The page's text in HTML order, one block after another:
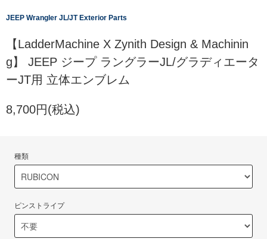
JEEP Wrangler JL/JT Exterior Parts
【LadderMachine X Zynith Design & Machinin
g】 JEEP ジープ ラングラーJL/グラディエータ
ーJT用 立体エンブレム
8,700円(税込)
種類
ピンストライプ